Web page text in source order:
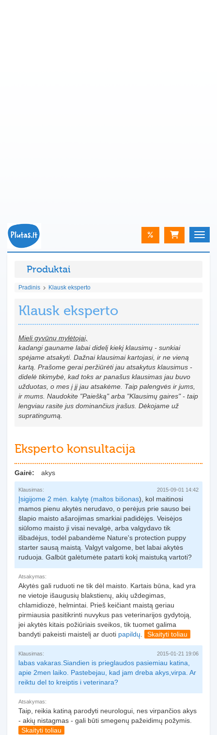
%
Produktai
Pradinis Klausk eksperto
Klausk eksperto
Mieli gyvūnų mylėtojai,
kadangi gauname labai didelį kiekį klausimų - sunkiai
spėjame atsakyti. Dažnai klausimai kartojasi, ir ne vieną
kartą. Prašome gerai peržiūrėti jau atsakytus klausimus -
didelė tikimybė, kad toks ar panašus klausimas jau buvo
užduotas, o mes į jį jau atsakėme. Taip palengvės ir jums,
ir mums. Naudokite "Paiešką" arba "Klausimų gaires" - taip
lengviau rasite jus dominančius įrašus. Dėkojame už
supratingumą.
Eksperto konsultacija
Gairė: akys
Klausimas: 2015-09-01 14:42
Įsigijome 2 mėn. kalytę (maltos bišonas), kol maitinosi
mamos pienu akytės nerudavo, o perėjus prie sauso bei
šlapio maisto ašarojimas smarkiai padidėjęs. Veisėjos
siūlomo maisto ji visai nevalgė, arba valgydavo tik
išbadėjus, todėl pabandėme Nature's protection puppy
starter sausą maistą. Valgyt valgome, bet labai akytės
ruduoja. Galbūt galėtumėte patarti kokį maistuką vartoti?
Atsakymas:
Akytės gali ruduoti ne tik dėl maisto. Kartais būna, kad yra
ne vietoje išaugusių blakstienų, akių uždegimas,
chlamidiozė, helmintai. Prieš keičiant maistą geriau
pirmiausia pasitikrinti nuvykus pas veterinarijos gydytoją,
jei akytės kitais požiūriais sveikos, tik tuomet galima
bandyti pakeisti maistelį ar duoti papildų Skaityti toliau
Klausimas: 2015-01-21 19:06
labas vakaras.Siandien is prieglaudos pasiemiau katina,
apie 2men laiko. Pastebejau, kad jam dreba akys,virpa. Ar
reiktu del to kreiptis i veterinara?
Atsakymas:
Taip, reikia katiną parodyti neurologui, nes virpančios akys
- akių nistagmas - gali būti smegenų pažeidimų požymis.
Skaityti toliau